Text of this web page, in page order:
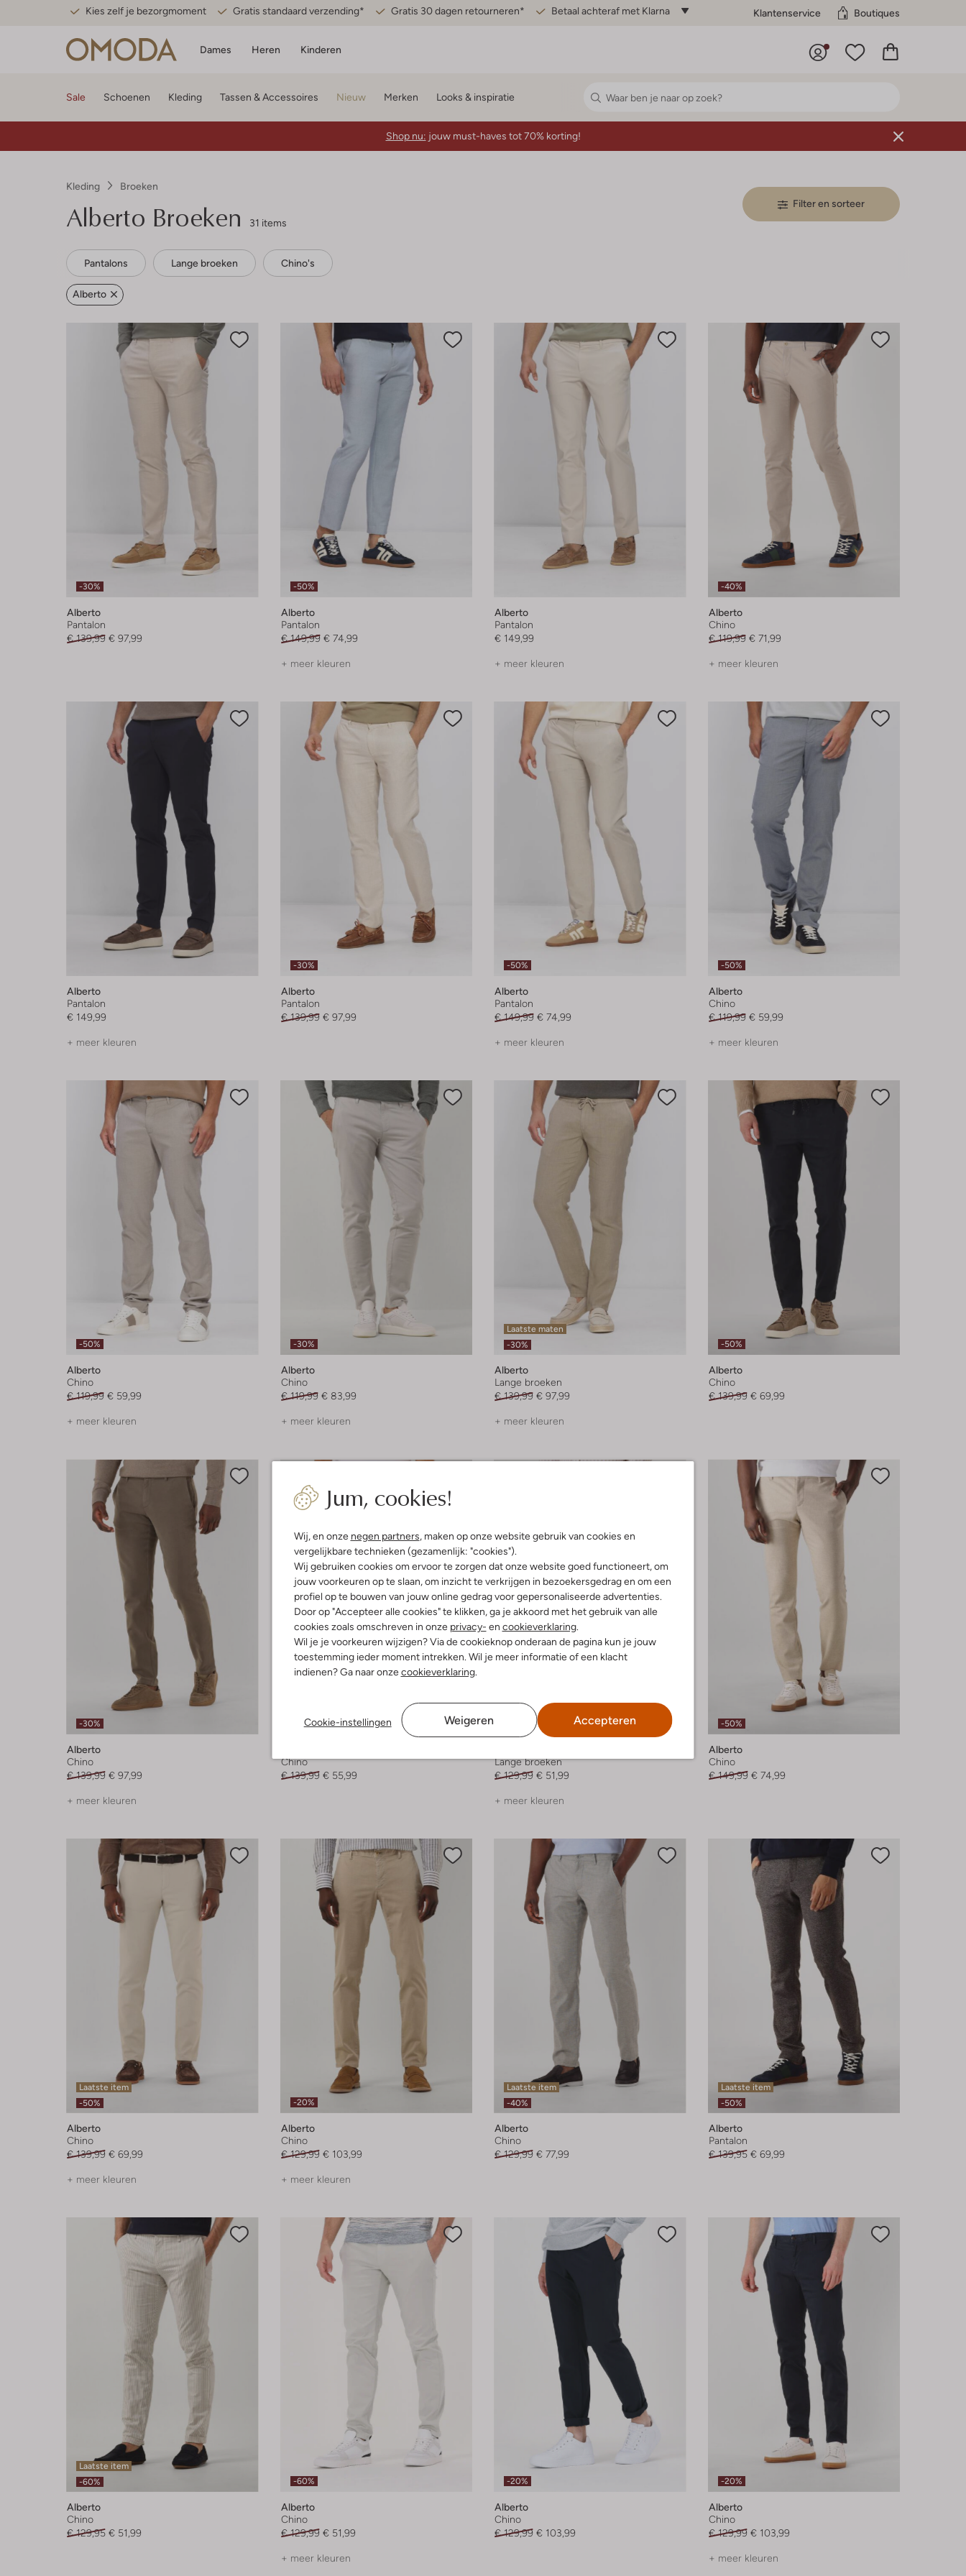
Kies zelf je bezorgmoment Gratis standaard verzending* Gratis 30 dagen retourneren* Betaal achteraf met Klarna Klantenservice Boutiques
Dames Heren Kinderen
Jum, cookies!
Wij, en onze negen partners, maken op onze website gebruik van cookies en
vergelijkbare technieken (gezamenlijk: "cookies").
Wij gebruiken cookies om ervoor te zorgen dat onze website goed functioneert, om
jouw voorkeuren op te slaan, om inzicht te verkrijgen in bezoekersgedrag en om een
profiel op te bouwen van jouw online gedrag voor gepersonaliseerde advertenties.
Door op "Accepteer alle cookies" te klikken, ga je akkoord met het gebruik van alle
cookies zoals omschreven in onze privacy- en cookieverklaring.
Wil je je voorkeuren wijzigen? Via de cookieknop onderaan de pagina kun je jouw
toestemming ieder moment intrekken. Wil je meer informatie of een klacht
indienen? Ga naar onzecookieverklaring.
Cookie-instellingen Weigeren Accepteren
Sale Schoenen Kleding Tassen & Accessoires Nieuw Merken Looks & inspiratie
Shop nu: jouw must-haves tot 70% korting!
Kleding Broeken
Alberto Broeken 31 items
Filter en sorteer
Pantalons Lange broeken Chino's
Alberto
-30%
Alberto
Pantalon
€ 139,99 € 97,99
-50%
Alberto
Pantalon
€ 149,99 € 74,99
+ meer kleuren
Alberto
Pantalon
€ 149,99
+ meer kleuren
-40%
Alberto
Chino
€ 119,99 € 71,99
+ meer kleuren
Alberto
Pantalon
€ 149,99
+ meer kleuren
-30%
Alberto
Pantalon
€ 139,99 € 97,99
-50%
Alberto
Pantalon
€ 149,99 € 74,99
+ meer kleuren
-50%
Alberto
Chino
€ 119,99 € 59,99
+ meer kleuren
-50%
Alberto
Chino
€ 119,99 € 59,99
+ meer kleuren
-30%
Alberto
Chino
€ 119,99 € 83,99
+ meer kleuren
Laatste maten
-30%
Alberto
Lange broeken
€ 139,99 € 97,99
+ meer kleuren
-50%
Alberto
Chino
€ 139,99 € 69,99
-30%
Alberto
Chino
€ 139,99 € 97,99
+ meer kleuren
-60%
Chino
€ 139,99 € 55,99
Lange broeken
€ 129,99 € 51,99
+ meer kleuren
-50%
Alberto
Chino
€ 149,99 € 74,99
Laatste item
-50%
Alberto
Chino
€ 139,99 € 69,99
+ meer kleuren
-20%
Alberto
Chino
€ 129,99 € 103,99
+ meer kleuren
Laatste item
-40%
Alberto
Chino
€ 129,99 € 77,99
Laatste item
-50%
Alberto
Pantalon
€ 139,95 € 69,99
Laatste item
-60%
Alberto
Chino
€ 129,95 € 51,99
-60%
Alberto
Chino
€ 129,99 € 51,99
+ meer kleuren
-20%
Alberto
Chino
€ 129,99 € 103,99
-20%
Alberto
Chino
€ 129,99 € 103,99
+ meer kleuren